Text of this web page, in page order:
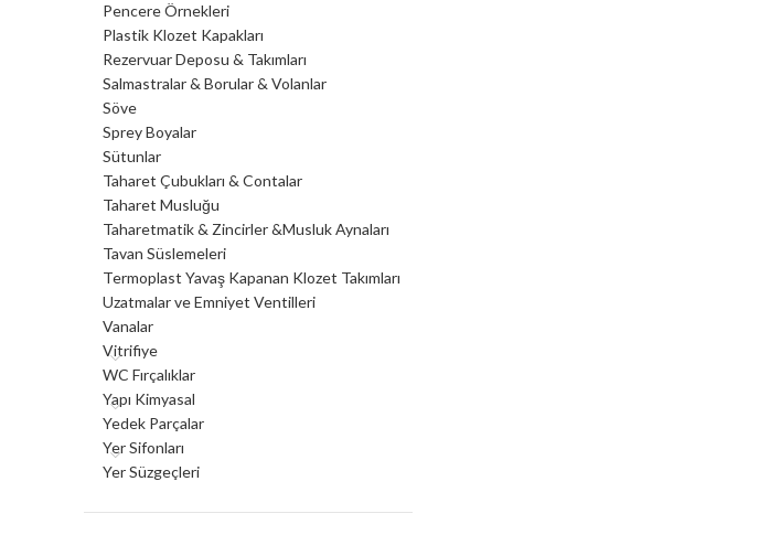
Pencere Örnekleri
Plastik Klozet Kapakları
Rezervuar Deposu & Takımları
Salmastralar & Borular & Volanlar
Söve
Sprey Boyalar
Sütunlar
Taharet Çubukları & Contalar
Taharet Musluğu
Taharetmatik & Zincirler &Musluk Aynaları
Tavan Süslemeleri
Termoplast Yavaş Kapanan Klozet Takımları
Uzatmalar ve Emniyet Ventilleri
Vanalar
Vitrifiye
WC Fırçalıklar
Yapı Kimyasal
Yedek Parçalar
Yer Sifonları
Yer Süzgeçleri